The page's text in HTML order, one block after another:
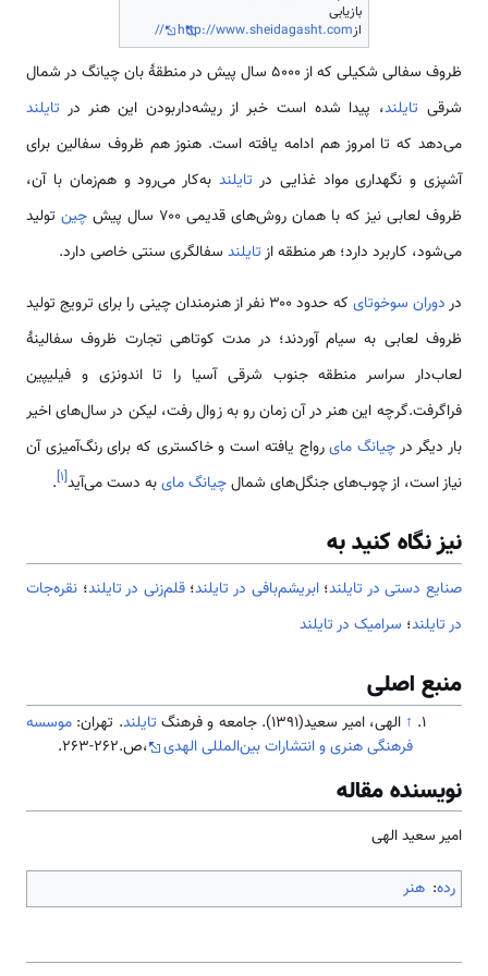
بازیابی
از
http://www.sheidagasht.com//
ظروف سفالی شکیلی که از ۵۰۰۰ سال پیش در منطقهٔ بان چیانگ در شمال
شرقی تایلند، پیدا شده است خبر از ریشه‌داربودن این هنر در تایلند
می‌دهد که تا امروز هم ادامه یافته است. هنوز هم ظروف سفالین برای
آشپزی و نگهداری مواد غذایی در تایلند به‌کار می‌رود و هم‌زمان با آن،
ظروف لعابی نیز که با همان روش‌های قدیمی ۷۰۰ سال پیش
چین تولید
می‌شود، کاربرد دارد؛ هر منطقه ازتایلند سفالگری سنتی خاصی دارد.
دردوران سوخوتای
که حدود ۳۰۰ نفر از هنرمندان چینی را برای ترویج تولید
ظروف لعابی به سیام آوردند؛ در مدت کوتاهی تجارت ظروف سفالینهٔ
لعاب‌دار سراسر منطقه جنوب شرقی آسیا را تا اندونزی و فیلیپین
فراگرفت.گرچه این هنر در آن زمان رو به زوال رفت، لیکن در سال‌های اخیر
بار دیگر درچیانگ مایرواج یافته است و خاکستری که برای رنگ‌آمیزی آن
نیاز است، از چوب‌های جنگل‌های شمالچیانگ مایبه دست می‌آید[۱]
.
نیز نگاه کنید به
صنایع دستی در تایلند؛ابریشم‌بافی در تایلند؛قلم‌زنی در تایلند؛ نقره‌جات
در تایلند؛ سرامیک در تایلند
منبع اصلی
↑ الهی، امیر سعید(1391). جامعه و فرهنگ تایلند. تهران: موسسه
فرهنگی هنری و انتشارات بین‌المللی الهدی
،ص.262-263.
نویسنده مقاله
امیر سعید الهی
رده: هنر